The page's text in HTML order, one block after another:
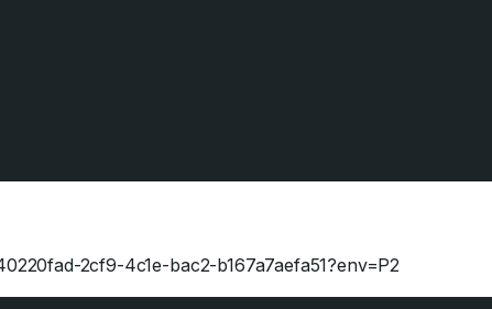
2cf9-4c1e-bac2-b167a7aefa51?env=P2